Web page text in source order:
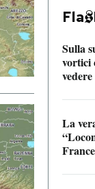
Fla
Sulla
vortici
vedere
La